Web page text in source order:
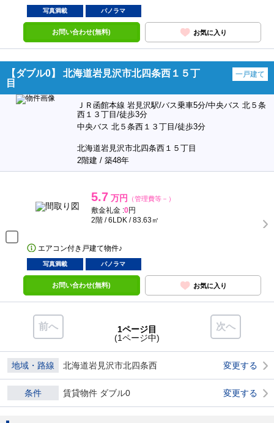
写真満載 パノラマ
お問い合わせ(無料) お気に入り
【ダブル0】 北海道岩見沢市北四条西１５丁
目
一戸建て
ＪＲ函館本線 岩見沢駅/バス乗車5分/中央バス 北５条
西１３丁目/徒歩3分
中央バス 北５条西１３丁目/徒歩3分
北海道岩見沢市北四条西１５丁目
2階建 / 築48年
5.7 万円 （管理費等－）
敷金礼金 :0円
2階 / 6LDK / 83.63㎡
エアコン付き戸建て物件♪
写真満載 パノラマ
お問い合わせ(無料) お気に入り
前へ 次へ
1ページ目
(1ページ中)
地域・路線 北海道岩見沢市北四条西 変更する
条件 賃貸物件 ダブル0 変更する